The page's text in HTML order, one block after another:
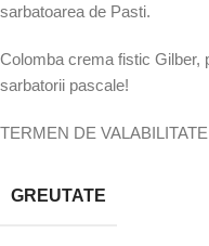
sarbatoarea de Pasti.
Colomba crema fistic Gilber,
sarbatorii pascale!
TERMEN DE
GREUTATE